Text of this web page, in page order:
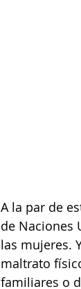
A la par de
de Naciones
las mujeres.
maltrato
familiares o